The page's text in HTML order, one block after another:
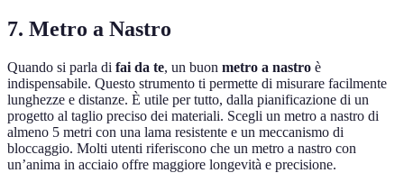
7. Metro a Nastro
Quando si parla di fai da te, un buon metro a nastro è
indispensabile. Questo strumento ti permette di misurare facilmente
lunghezze e distanze. È utile per tutto, dalla pianificazione di un
progetto al taglio preciso dei materiali. Scegli un metro a nastro di
almeno 5 metri con una lama resistente e un meccanismo di
bloccaggio. Molti utenti riferiscono che un metro a nastro con
un’anima in acciaio offre maggiore longevità e precisione.